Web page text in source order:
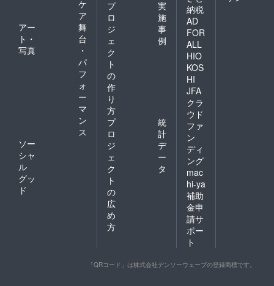
ケ
ア
アー
ト・
写真
舞
台
・
パ
フ
ォ
ー
マ
ン
ス
ソー
シャ
ル
グッ
ド
プ
ロ
ジ
ェ
ク
ト
の
作
り
方
実
施
事
例
プ
ロ
ジ
ェ
ク
ト
の
広
め
方
統
計
デ
ー
タ
納税
AD
FOR
ALL
HIO
KOS
HI
JFA
クラ
ウド
ファ
ン
ディ
ング
mac
hi-ya
補助
金申
請サ
ポー
ト
「QRコード」は株式会社デンソーウェーブの登録商標です。